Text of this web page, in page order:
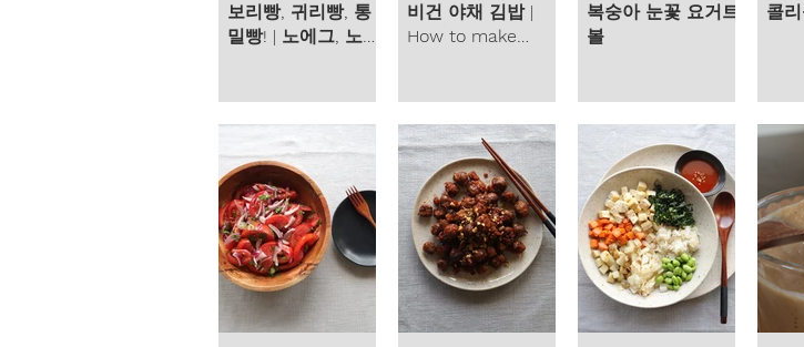
보리빵, 귀리빵, 통
밀빵! | 노에그, 노버
whole grain bread
비건 야채 김밥 |
How to make
복숭아 눈꽃 요거트
볼
콜